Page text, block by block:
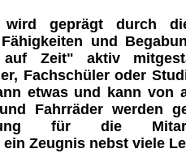
wird geprägt durch
und
auf Zeit" aktiv
, Fachschüler oder
etwas und kann von
Fahrräder werden
für die
Zeugnis nebst viele